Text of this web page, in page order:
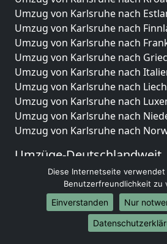
Umzug von Karlsruhe nach
Umzug von Karlsruhe nach
Umzug von Karlsruhe nach
Umzug von Karlsruhe nach
Umzug von Karlsruhe nach
Umzug von Karlsruhe nach
Umzug von Karlsruhe nach
Umzug von Karlsruhe nach
Umzug von Karlsruhe nach
Umzüge-Deutschlandweit
Umzug von Karlsruhe nach
Umzug von Karlsruhe nach
Umzug von Karlsruhe nach
Umzug von Karlsruhe nach Köln
Umzug von Karlsruhe nach
Diese Internetseite verwendet
Benutzerfreundlichkeit zu
Einverstanden
Nur